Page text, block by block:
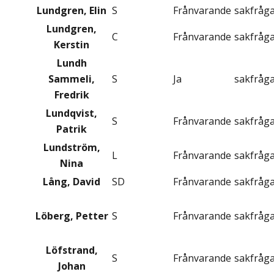
Lundgren, Elin S Frånvarande
Lundgren,
Kerstin
C Frånvarande
Lundh
Sammeli,
Fredrik
S Ja
Lundqvist,
Patrik
S Frånvarande
Lundström,
Nina
L Frånvarande
Lång, David
SD Frånvarande
Löberg, Petter S Frånvarande
Löfstrand,
Johan
S Frånvarande